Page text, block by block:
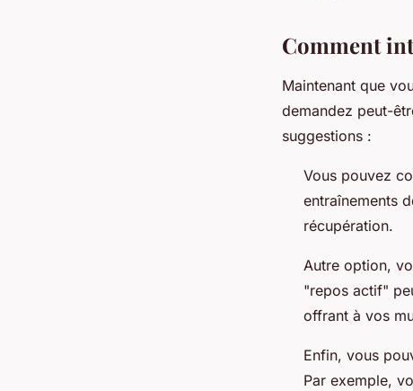
Comment
Maintenant que
demandez peut-
suggestions :
Vous pouvez
entraînements
récupération.
Autre option,
"repos actif"
offrant à vos
Enfin, vous
Par exemple,